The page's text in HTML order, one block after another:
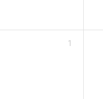
1